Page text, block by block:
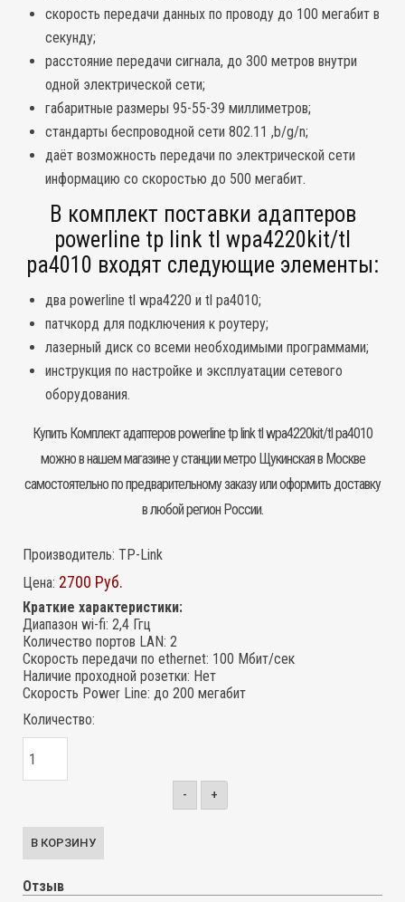
скорость передачи данных по проводу до 100 мегабит в
секунду;
расстояние передачи сигнала, до 300 метров внутри
одной электрической сети;
габаритные размеры 95-55-39 миллиметров;
стандарты беспроводной сети 802.11 ,b/g/n;
даёт возможность передачи по электрической сети
информацию со скоростью до 500 мегабит.
В комплект поставки адаптеров
powerline tp link tl wpa4220kit/tl
pa4010 входят следующие элементы:
два powerline tl wpa4220 и tl pa4010;
патчкорд для подключения к роутеру;
лазерный диск со всеми необходимыми программами;
инструкция по настройке и эксплуатации сетевого
оборудования.
Купить Комплектадаптеров powerlinetp link tl wpa4220kit/tl pa4010
можно в нашем магазине у станции метро Щукинская в Москве
самостоятельно по предварительному заказу или оформить доставку
в любой регион России.
Производитель: TP-Link
Цена: 2700 Руб.
Краткие характеристики:
Диапазон wi-fi: 2,4 Ггц
Количество портов LAN: 2
Скорость передачи по ethernet: 100 Мбит/сек
Наличие проходной розетки: Нет
Скорость Power Line: до 200 мегабит
Количество:
- +
Отзыв